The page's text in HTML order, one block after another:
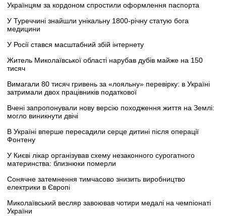
Українцям за кордоном спростили оформлення паспорта
У Туреччині знайшли унікальну 1800-річну статую бога
медицини
У Росії стався масштабний збій інтернету
Житель Миколаївської області нарубав дубів майже на 150
тисяч
Вимагали 80 тисяч гривень за «лояльну» перевірку: в Україні
затримали двох працівників податкової
Вчені запропонували нову версію походження життя на Землі:
могло виникнути двічі
В Україні вперше пересадили серце дитині після операції
Фонтену
У Києві лікар організував схему незаконного сурогатного
материнства: близнюки померли
Сонячне затемнення тимчасово знизить виробництво
електрики в Європі
Миколаївський весляр завоював чотири медалі на чемпіонаті
України